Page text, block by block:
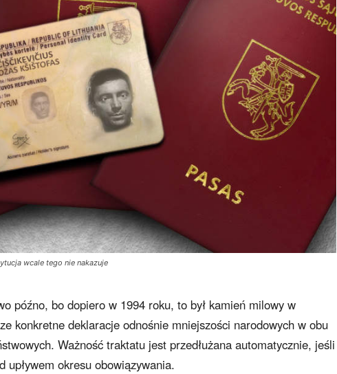
wcale tego nie nakazuje
późno, bo dopiero w 1994 roku, to był kamień milowy w
konkretne deklaracje odnośnie mniejszości narodowych w obu
Ważność traktatu jest przedłużana automatycznie, jeśli
okresu obowiązywania.